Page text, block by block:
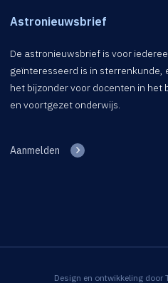
Astronieuwsbrief
De astronieuwsbrief is voor
geïnteresseerd is in sterrenkunde,
het bijzonder voor docenten in het
en voortgezet onderwijs.
Aanmelden
Design en ontwikkeling door